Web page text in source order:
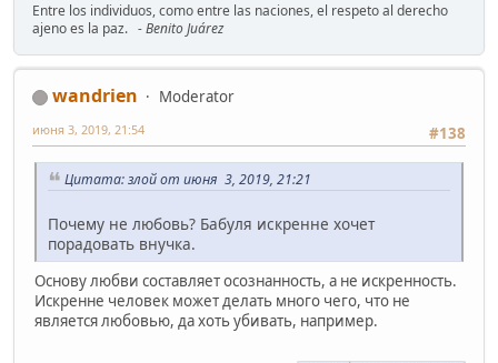
Entre los individuos, como entre las naciones, el respeto al derecho
ajeno es la paz. - Benito Juárez
wandrien
Moderator
#138
июня 3, 2019, 21:54
Цитата: злой от июня 3, 2019, 21:21
Почему не любовь? Бабуля искренне хочет
порадовать внучка.
Основу любви составляет осознанность, а не искренность.
Искренне человек может делать много чего, что не
является любовью, да хоть убивать, например.